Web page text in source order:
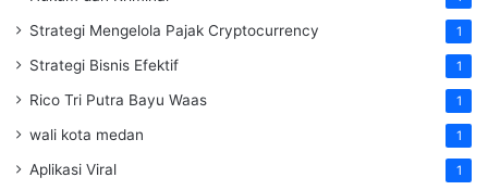
Strategi Mengelola Pajak Cryptocurrency 1
Strategi Bisnis Efektif 1
Rico Tri Putra Bayu Waas 1
wali kota medan 1
Aplikasi Viral 1